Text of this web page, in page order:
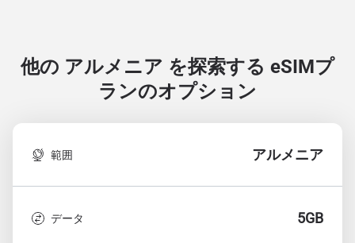
他の アルメニア を探索する eSIMプ
ランのオプション
範囲 アルメニア
データ 5GB